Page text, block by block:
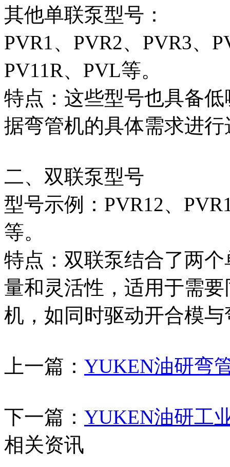
其他单联泵型号‌：
PVR1、PVR2、PVR3、
PV11R、PVL‌等。
特点‌：这些型号也具备
据弯管机的具体需求进行
二、双联泵型号‌
型号示例‌：PVR12、
等。
特点‌：双联泵结合了两
量和灵活性，适用于需
机，如同时驱动开合模
上一篇： YUKEN油研弯
下一篇： YUKEN油研工
相关资讯